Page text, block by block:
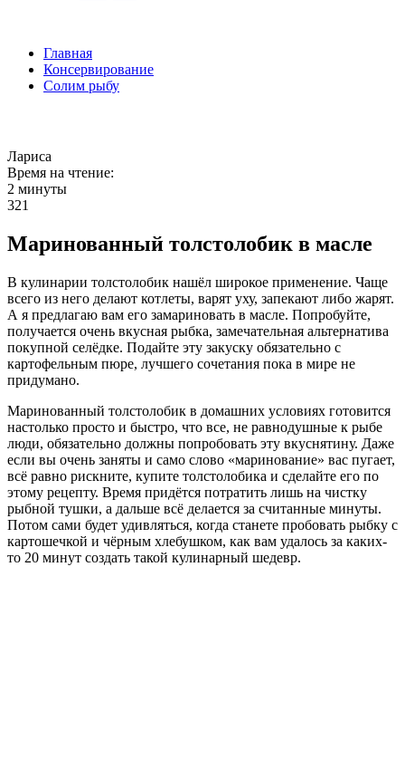
Главная
Консервирование
Солим рыбу
Лариса
Время на чтение:
2 минуты
321
Маринованный толстолобик в масле
В кулинарии толстолобик нашёл широкое применение. Чаще
всего из него делают котлеты, варят уху, запекают либо жарят.
А я предлагаю вам его замариновать в масле. Попробуйте,
получается очень вкусная рыбка, замечательная альтернатива
покупной селёдке. Подайте эту закуску обязательно с
картофельным пюре, лучшего сочетания пока в мире не
придумано.
Маринованный толстолобик в домашних условиях готовится
настолько просто и быстро, что все, не равнодушные к рыбе
люди, обязательно должны попробовать эту вкуснятину. Даже
если вы очень заняты и само слово «маринование» вас пугает,
всё равно рискните, купите толстолобика и сделайте его по
этому рецепту. Время придётся потратить лишь на чистку
рыбной тушки, а дальше всё делается за считанные минуты.
Потом сами будет удивляться, когда станете пробовать рыбку с
картошечкой и чёрным хлебушком, как вам удалось за каких-
то 20 минут создать такой кулинарный шедевр.